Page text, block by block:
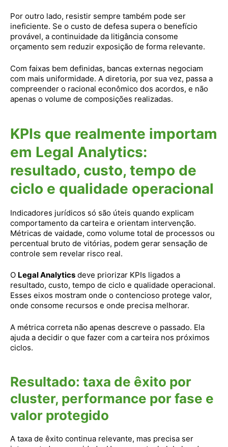
Por outro lado, resistir sempre também pode ser
ineficiente. Se o custo de defesa supera o benefício
provável, a continuidade da litigância consome
orçamento sem reduzir exposição de forma relevante.
Com faixas bem definidas, bancas externas negociam
com mais uniformidade. A diretoria, por sua vez, passa a
compreender o racional econômico dos acordos, e não
apenas o volume de composições realizadas.
KPIs que realmente importam
em Legal Analytics:
resultado, custo, tempo de
ciclo e qualidade operacional
Indicadores jurídicos só são úteis quando explicam
comportamento da carteira e orientam intervenção.
Métricas de vaidade, como volume total de processos ou
percentual bruto de vitórias, podem gerar sensação de
controle sem revelar risco real.
O Legal Analytics deve priorizar KPIs ligados a
resultado, custo, tempo de ciclo e qualidade operacional.
Esses eixos mostram onde o contencioso protege valor,
onde consome recursos e onde precisa melhorar.
A métrica correta não apenas descreve o passado. Ela
ajuda a decidir o que fazer com a carteira nos próximos
ciclos.
Resultado: taxa de êxito por
cluster, performance por fase e
valor protegido
A taxa de êxito continua relevante, mas precisa ser